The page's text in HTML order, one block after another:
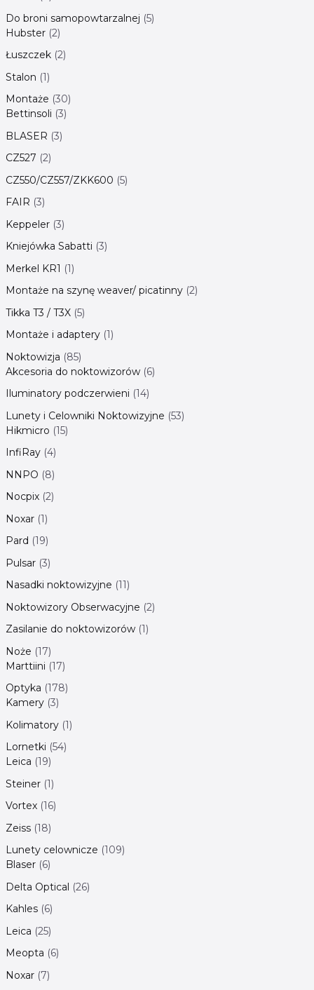
Do broni samopowtarzalnej 5
Hubster 2
Łuszczek 2
Stalon 1
Montaże 30
Bettinsoli 3
BLASER 3
CZ527 2
CZ550/CZ557/ZKK600 5
FAIR 3
Keppeler 3
Kniejówka Sabatti 3
Merkel KR1 1
Montaże na szynę weaver/ picatinny 2
Tikka T3 / T3X 5
Montaże i adaptery 1
Noktowizja 85
Akcesoria do noktowizorów 6
Iluminatory podczerwieni 14
Lunety i Celowniki Noktowizyjne 53
Hikmicro 15
InfiRay 4
NNPO 8
Nocpix 2
Noxar 1
Pard 19
Pulsar 3
Nasadki noktowizyjne 11
Noktowizory Obserwacyjne 2
Zasilanie do noktowizorów 1
Noże 17
Marttiini 17
Optyka 178
Kamery 3
Kolimatory 1
Lornetki 54
Leica 19
Steiner 1
Vortex 16
Zeiss 18
Lunety celownicze 109
Blaser 6
Delta Optical 26
Kahles 6
Leica 25
Meopta 6
Noxar 7